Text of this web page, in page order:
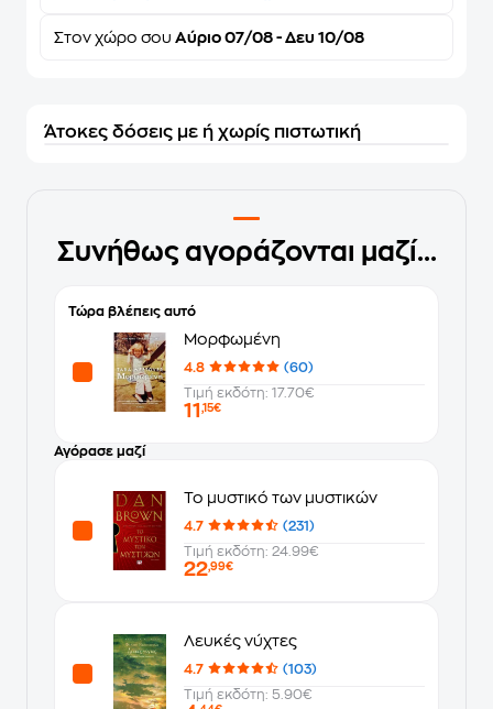
Στον χώρο σου Αύριο 07/08 - Δευ 10/08
Άτοκες δόσεις με ή χωρίς πιστωτική
Συνήθως αγοράζονται μαζί...
Τώρα βλέπεις αυτό
Μορφωμένη
4.8
(60)
Τιμή εκδότη: 17.70€
11 ,15€
Αγόρασε μαζί
Το μυστικό των μυστικών
4.7
(231)
Τιμή εκδότη: 24.99€
22,99€
Λευκές νύχτες
4.7
(103)
Τιμή εκδότη: 5.90€